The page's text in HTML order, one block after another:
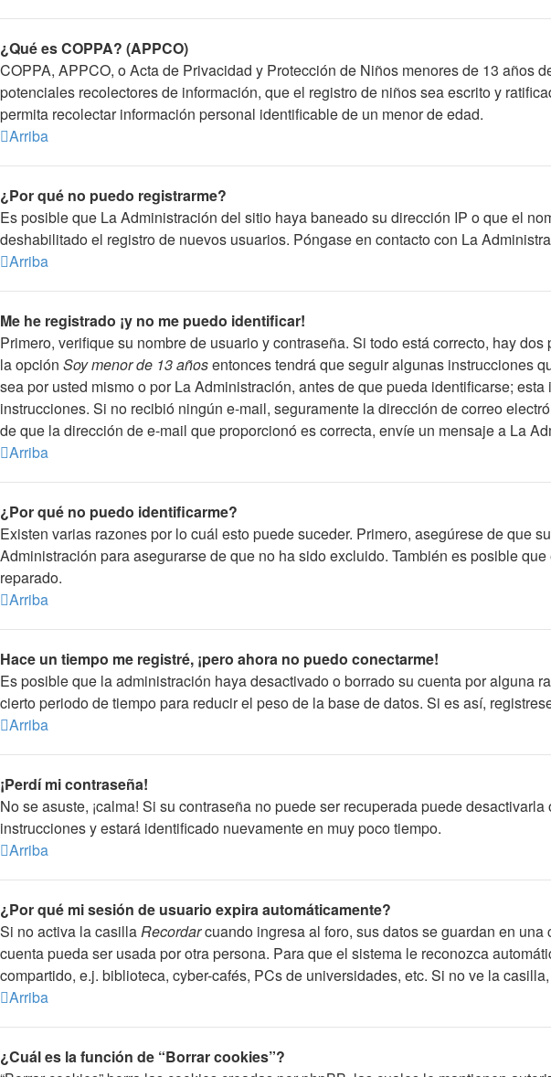
¿Qué es COPPA? (APPCO)
COPPA, APPCO, o Acta de Privacidad y Protección de Niños menores de 13 años
potenciales recolectores de información, que el registro de niños sea escrito y
permita recolectar información personal identificable de un menor de edad.
Arriba
¿Por qué no puedo registrarme?
Es posible que La Administración del sitio haya baneado su dirección IP o que el
deshabilitado el registro de nuevos usuarios. Póngase en contacto con La
Arriba
Me he registrado ¡y no me puedo identificar!
Primero, verifique su nombre de usuario y contraseña. Si todo está correcto, hay
la opción Soy menor de 13 añosentonces tendrá que seguir algunas instrucciones
sea por usted mismo o por La Administración, antes de que pueda identificarse;
instrucciones. Si no recibió ningún e-mail, seguramente la dirección de correo
de que la dirección de e-mail que proporcionó es correcta, envíe un mensaje a La
Arriba
¿Por qué no puedo identificarme?
Existen varias razones por lo cuál esto puede suceder. Primero, asegúrese de que
Administración para asegurarse de que no ha sido excluido. También es posible
reparado.
Arriba
Hace un tiempo me registré, ¡pero ahora no puedo conectarme!
Es posible que la administración haya desactivado o borrado su cuenta por alguna
cierto periodo de tiempo para reducir el peso de la base de datos. Si es así,
Arriba
¡Perdí mi contraseña!
No se asuste, ¡calma! Si su contraseña no puede ser recuperada puede
instrucciones y estará identificado nuevamente en muy poco tiempo.
Arriba
¿Por qué mi sesión de usuario expira automáticamente?
Si no activa la casillaRecordarcuando ingresa al foro, sus datos se guardan en
cuenta pueda ser usada por otra persona. Para que el sistema le reconozca
compartido, e.j. biblioteca, cyber-cafés, PCs de universidades, etc. Si no ve la
Arriba
¿Cuál es la función de “Borrar cookies”?